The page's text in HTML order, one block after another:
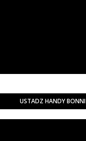
USTADZ HANDY BONNI